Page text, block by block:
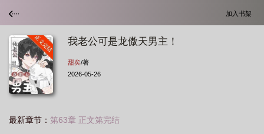
加入书架
我老公可是龙傲天男主！
甜矣/著
2026-05-26
最新章节： 第63章 正文第完结